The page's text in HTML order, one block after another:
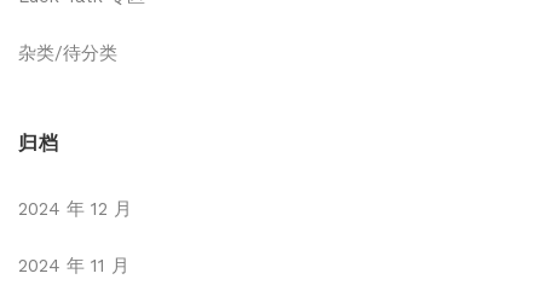
杂类/待分类
归档
2024 年 12 月
2024 年 11 月